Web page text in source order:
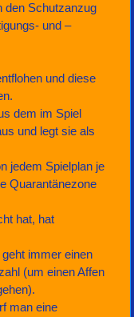
den Schutzanzug
und –
und diese
dem im Spiel
und legt sie als
jedem Spielplan je
Quarantänezone
hat, hat
immer einen
(um einen Affen
man eine